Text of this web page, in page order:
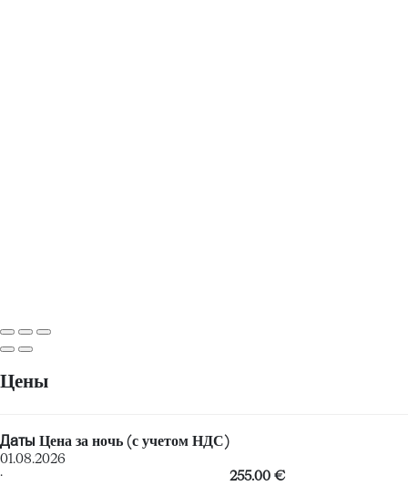
Цены
Даты Цена за ночь (с учетом НДС)
01.08.2026
·
255.00 €